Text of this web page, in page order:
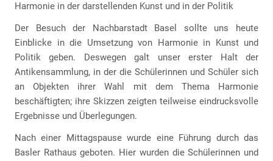
Harmonie in der darstellenden Kunst und in der Politik
Der Besuch der Nachbarstadt Basel sollte uns heute
Einblicke in die Umsetzung von Harmonie in Kunst und
Politik geben. Deswegen galt unser erster Halt der
Antikensammlung, in der die Schülerinnen und Schüler sich
an Objekten ihrer Wahl mit dem Thema Harmonie
beschäftigten; ihre Skizzen zeigten teilweise eindrucksvolle
Ergebnisse und Überlegungen.
Nach einer Mittagspause wurde eine Führung durch das
Basler Rathaus geboten. Hier wurden die Schülerinnen und